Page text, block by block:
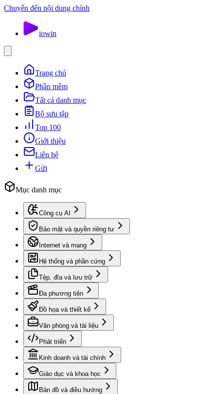
Chuyển đến nội dung chính
iowin
Trang chủ
Phần mềm
Tất cả danh mục
Bộ sưu tập
Top 100
Giới thiệu
Liên hệ
Gửi
Mục danh mục
Công cụ AI
Bảo mật và quyền riêng tư
Internet và mạng
Hệ thống và phần cứng
Tệp, đĩa và lưu trữ
Đa phương tiện
Đồ họa và thiết kế
Văn phòng và tài liệu
Phát triển
Kinh doanh và tài chính
Giáo dục và khoa học
Bản đồ và điều hướng